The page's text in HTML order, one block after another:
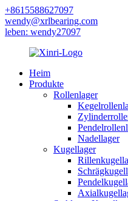
+8615588627097
wendy@xrlbearing.com
leben: wendy27097
Heim
Produkte
Rollenlager
Nadellager
Kugellager